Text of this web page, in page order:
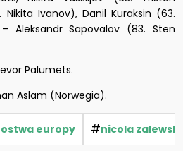
Ivanov), Danil Kuraksin (63.
Aleksandr Sapovalov (83. Sten
Palumets.
Aslam (Norwegia).
europy #nicola zalewski